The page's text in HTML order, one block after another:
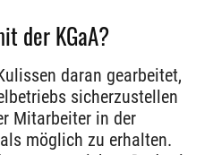
der KGaA?
daran gearbeitet,
sicherzustellen
Mitarbeiter in der
möglich zu erhalten.